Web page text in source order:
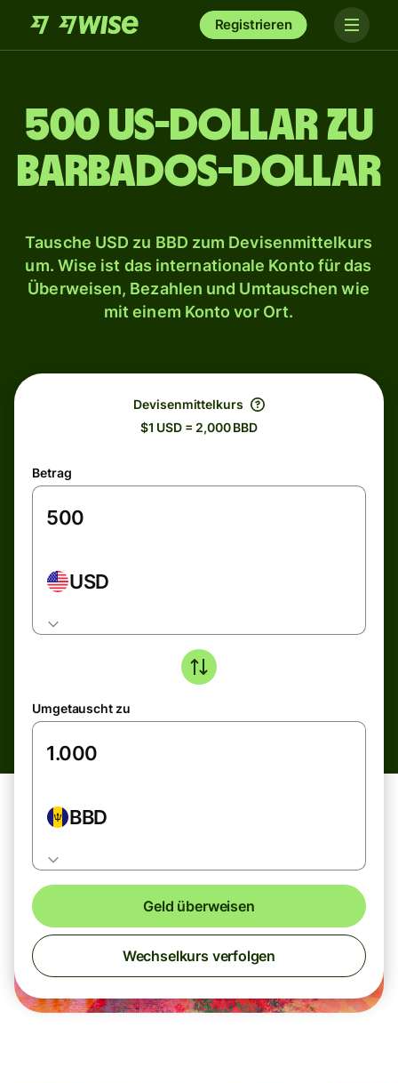
Registrieren
500 US-Dollar zu
Barbados-Dollar
Tausche USD zu BBD zum Devisenmittelkurs
um. Wise ist das internationale Konto für das
Überweisen, Bezahlen und Umtauschen wie
mit einem Konto vor Ort.
Devisenmittelkurs
$1 USD = 2,000 BBD
Betrag
USD
Umgetauscht zu
BBD
Geld überweisen
Wechselkurs verfolgen